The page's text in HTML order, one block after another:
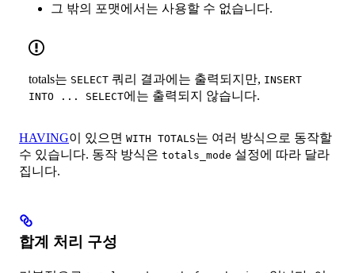
그 밖의 포맷에서는 사용할 수 없습니다.
totals는 SELECT 쿼리 결과에는 출력되지만, INSERT
INTO ... SELECT에는 출력되지 않습니다.
HAVING이 있으면 WITH TOTALS는 여러 방식으로 동작할
수 있습니다. 동작 방식은 totals_mode 설정에 따라 달라
집니다.
합계 처리 구성